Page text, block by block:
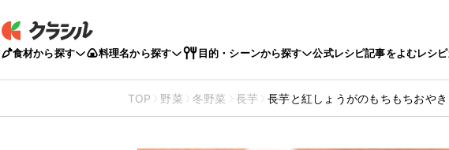
食材から探す 料理名から探す 目的・シーンから探す 公式レシピ記事をよむレシ
TOP 野菜 冬野菜 長芋 長芋と紅しょうがのもちもちおやき